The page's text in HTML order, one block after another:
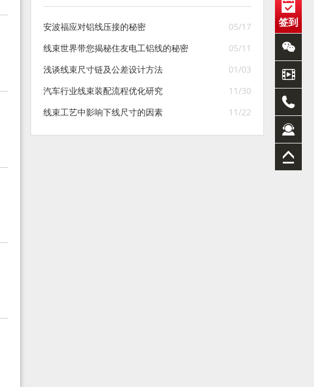
05/17
安波福应对铝线压接的秘密
05/11
线束世界带您揭秘住友电工铝线的秘密
01/03
浅谈线束尺寸链及公差设计方法
11/30
汽车行业线束装配流程优化研究
11/22
线束工艺中影响下线尺寸的因素
签到